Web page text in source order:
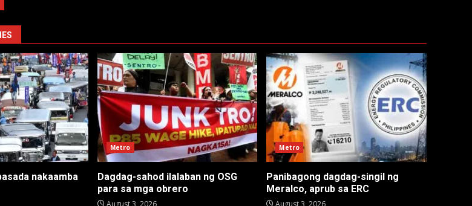
nakaamba
Metro
Dagdag-sahod ilalaban ng OSG
para sa mga obrero
August 3, 2026
Metro
Panibagong dagdag-singil ng
Meralco, aprub sa ERC
August 3, 2026